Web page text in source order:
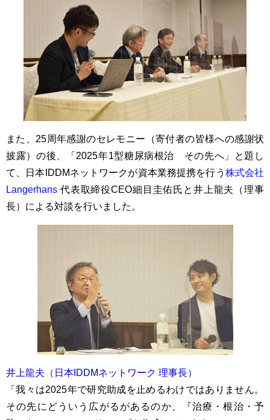
また、25周年感謝のセレモニー（寄付者の皆様への感謝状
披露）の後、「2025年1型糖尿病根治 その先へ」と題し
て、日本IDDMネットワークが資本業務提携を行う 株式会社
Langerhans 代表取締役CEO細目圭佑氏と井上龍夫（理事
長）による対談を行いました。
井上龍夫（日本IDDMネットワーク 理事長）
「我々は2025年で研究助成を止めるわけではありません。
その先にどういう広がるがあるのか、『治療・根治・予